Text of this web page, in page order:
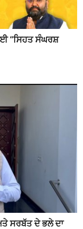
“ਸਿਹਤ ਸੰਘਰਸ਼
ਸਰਬੱਤ ਦੇ ਭਲੇ ਦਾ